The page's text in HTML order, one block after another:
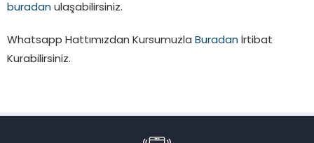
buradan ulaşabilirsiniz.
Whatsapp Hattımızdan Kursumuzla Buradan İrtibat
Kurabilirsiniz.